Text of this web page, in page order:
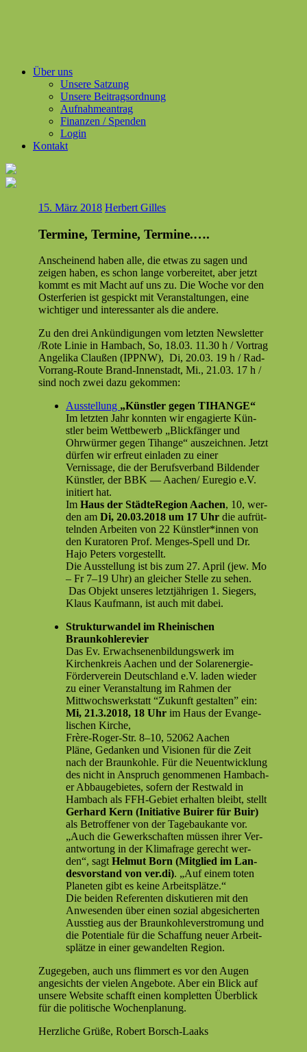
Über uns
Unsere Satzung
Unsere Beitragsordnung
Aufnahmeantrag
Finanzen / Spenden
Login
Kontakt
15. März 2018 Herbert Gilles
Termine, Termine, Termine.….
Anscheinend haben alle, die etwas zu sagen und
zeigen haben, es schon lange vor­bere­it­et, aber jet­zt
kommt es mit Macht auf uns zu. Die Woche vor den
Oster­fe­rien ist gespickt mit Ver­anstal­tun­gen, eine
wichtiger und inter­es­san­ter als die andere.
Zu den drei Ankündi­gun­gen vom let­zten Newslet­ter
/Rote Lin­ie in Ham­bach, So, 18.03. 11.30 h / Vor­trag
Ange­li­ka Claußen (IPPNW), Di, 20.03. 19 h / Rad-
Vor­rang-Route Brand-Innen­stadt, Mi., 21.03. 17 h /
sind noch zwei dazu gekommen:
Ausstel­lung „Kün­stler gegen TIHANGE“
Im let­zten Jahr kon­nten wir engagierte Kün­
stler beim Wet­tbe­werb „Blick­fänger und
Ohrwürmer gegen Tihange“ ausze­ich­nen. Jet­zt
dür­fen wir erfreut ein­laden zu ein­er
Vernissage, die der Berufsver­band Bilden­der
Kün­stler, der BBK — Aachen/ Eure­gio e.V.
ini­tiert hat.
Im Haus der StädteRe­gion Aachen, 10, wer­
den am Di, 20.03.2018 um 17 Uhr die aufrüt­
tel­nden Arbeit­en von 22 Künstler*innen von
den Kura­toren Prof. Menges-Spell und Dr.
Hajo Peters vorgestellt.
Die Ausstel­lung ist bis zum 27. April (jew. Mo
– Fr 7–19 Uhr) an gle­ich­er Stelle zu sehen.
Das Objekt unseres let­ztjähri­gen 1. Siegers,
Klaus Kauf­mann, ist auch mit dabei.
Struk­tur­wan­del im Rheinis­chen
Braunkohlerevier
Das Ev. Erwach­se­nen­bil­dungswerk im
Kirchenkreis Aachen und der Solaren­ergie-
Fördervere­in Deutsch­land e.V. laden wieder
zu ein­er Ver­anstal­tung im Rah­men der
Mittwochswerk­statt “Zukun­ft gestal­ten” ein:
Mi, 21.3.2018, 18 Uhr im Haus der Evan­ge­
lis­chen Kirche,
Frère-Roger-Str. 8–10, 52062 Aachen
Pläne, Gedanken und Visio­nen für die Zeit
nach der Braunkohle. Für die Neuen­twick­lung
des nicht in Anspruch genomme­nen Ham­bach­
er Abbauge­bi­etes, sofern der Rest­wald in
Ham­bach als FFH-Gebi­et erhal­ten bleibt, stellt
Ger­hard Kern (Ini­tia­tive Buir­er für Buir)
als Betrof­fen­er von der Tage­baukante vor.
„Auch die Gew­erkschaften müssen ihrer Ver­
ant­wor­tung in der Kli­mafrage gerecht wer­
den“, sagtHel­mut Born (Mit­glied im Lan­
desvor­stand von ver.di). „Auf einem toten
Plan­eten gibt es keine Arbeitsplätze.“
Die bei­den Ref­er­enten disku­tieren mit den
Anwe­senden über einen sozial abgesicherten
Ausstieg aus der Braunkohlever­stro­mung und
die Poten­tiale für die Schaf­fung neuer Arbeit­
splätze in ein­er gewan­del­ten Region.
Zugegeben, auch uns flim­mert es vor den Augen
angesichts der vie­len Ange­bote. Aber ein Blick auf
unsere Web­site schafft einen kom­plet­ten Überblick
für die poli­tis­che Wochenplanung.
Her­zliche Grüße, Robert Borsch-Laaks